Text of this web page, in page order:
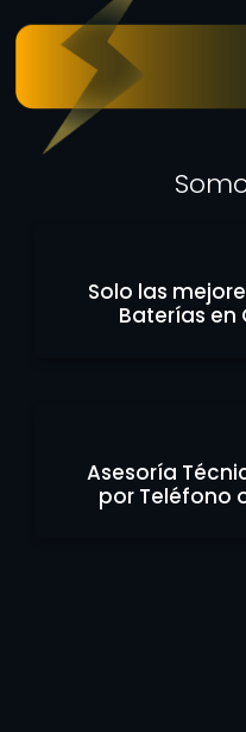
Solo las
Baterías en
Asesoría
por Teléfono